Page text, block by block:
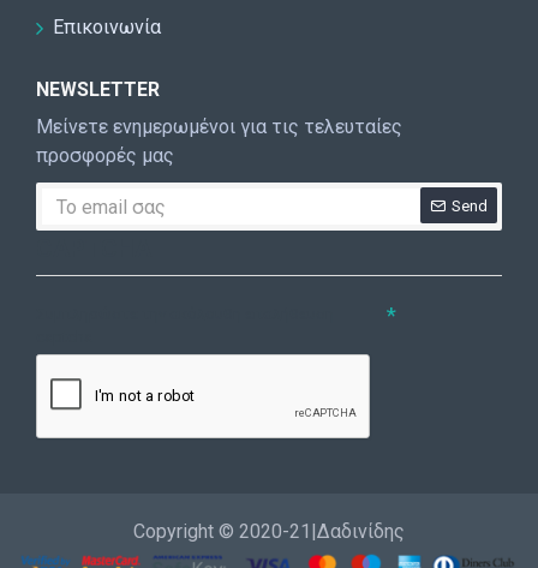
Επικοινωνία
NEWSLETTER
Μείνετε ενημερωμένοι για τις τελευταίες
προσφορές μας
Send
Copyright © 2020-21|Δαδινίδης